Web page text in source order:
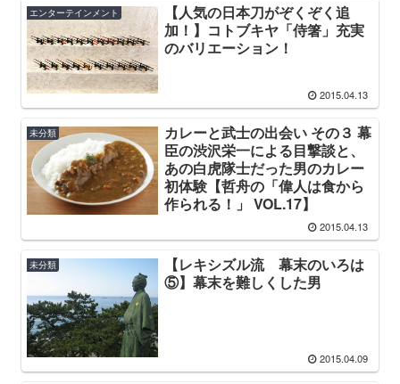
エンターテインメント
【人気の日本刀がぞくぞく追
加！】コトブキヤ「侍箸」充実
のバリエーション！
2015.04.13
未分類
カレーと武士の出会い その３ 幕
臣の渋沢栄一による目撃談と、
あの白虎隊士だった男のカレー
初体験【哲舟の「偉人は食から
作られる！」 VOL.17】
2015.04.13
未分類
【レキシズル流 幕末のいろは
⑤】幕末を難しくした男
2015.04.09